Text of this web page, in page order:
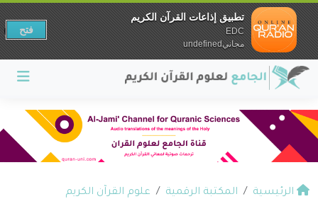
الرئيسية المكتبة الرقمية
علوم القرآن الكريم
تطبيق إذاعات القرآن الكريم
EDC
مجانيundefined
فتح